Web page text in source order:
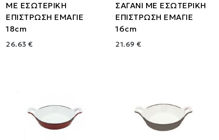
ΜΕ ΕΣΩΤΕΡΙΚΗ
ΕΠΙΣΤΡΩΣΗ ΕΜΑΓΙΕ
18cm
26.63 €
ΣΑΓΑΝΙ ΜΕ ΕΣΩΤΕΡΙΚΗ
ΕΠΙΣΤΡΩΣΗ ΕΜΑΓΙΕ
16cm
21.69 €